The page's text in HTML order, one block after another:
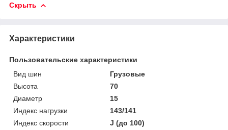
Скрыть
Характеристики
Пользовательские характеристики
Вид шин
Грузовые
Высота
70
Диаметр
15
Индекс нагрузки
143/141
Индекс скорости
J (до 100)